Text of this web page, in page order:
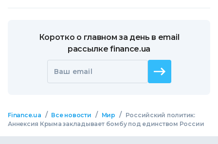
Коротко о главном за день в email
рассылке finance.ua
Ваш email
Finance.ua / Все новости / Мир /
Российский политик:
Аннексия Крыма закладывает бомбу под единством России